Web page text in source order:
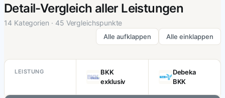
Detail-Vergleich aller Leistungen
14 Kategorien · 45 Vergleichspunkte
Alle aufklappen Alle einklappen
LEISTUNG
BKK
exklusiv
Debeka
BKK